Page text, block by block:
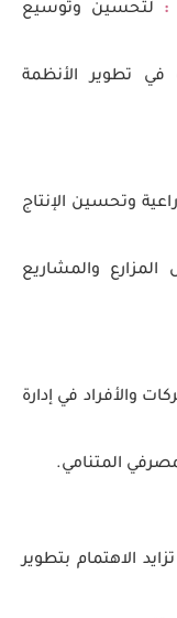
: لتحسين وتوسيع
في تطوير الأنظمة
وتحسين الإنتاج
والمشاريع
والأفراد في إدارة
المتنامي.
الاهتمام بتطوير